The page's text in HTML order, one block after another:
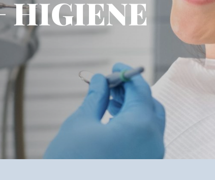
HIGIENE